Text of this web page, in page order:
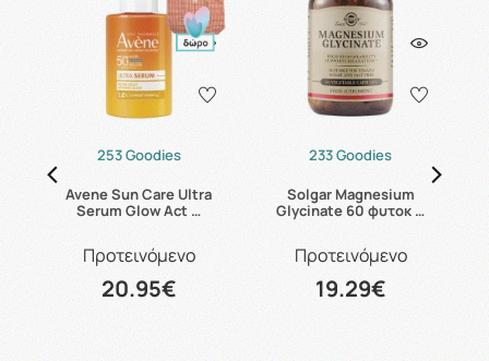
253 Goodies
Avene Sun Care Ultra
Serum Glow Act …
Προτεινόμενο
20.95€
233 Goodies
Solgar Magnesium
Glycinate 60 φυτοκ …
Προτεινόμενο
19.29€